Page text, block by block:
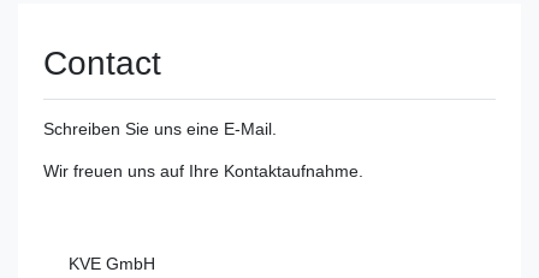
Contact
Schreiben Sie uns eine E-Mail.
Wir freuen uns auf Ihre Kontaktaufnahme.
KVE GmbH